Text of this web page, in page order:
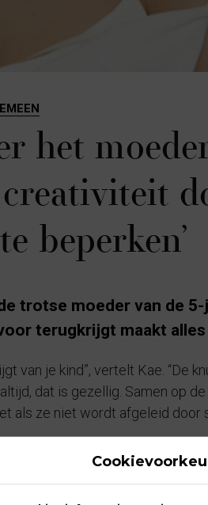
het
creativiteit
beperken’
trotse moeder van de 5-
terugkrijgt maakt
van je kind”, vertelt Kae. “De
dat is gezellig. Samen op de
als ze niet wordt afgeleid door
dansen en zingen”,
en is qua slapen is ze net